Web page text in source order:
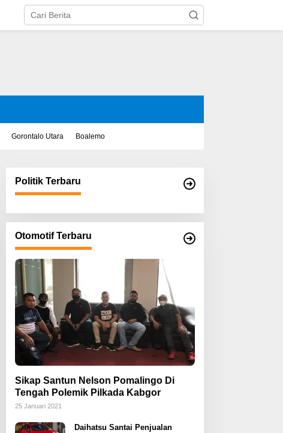
Gorontalo Utara Boalemo
Politik Terbaru
Otomotif Terbaru
Sikap Santun Nelson Pomalingo Di
Tengah Polemik Pilkada Kabgor
25 Januari 2021
Daihatsu Santai Penjualan